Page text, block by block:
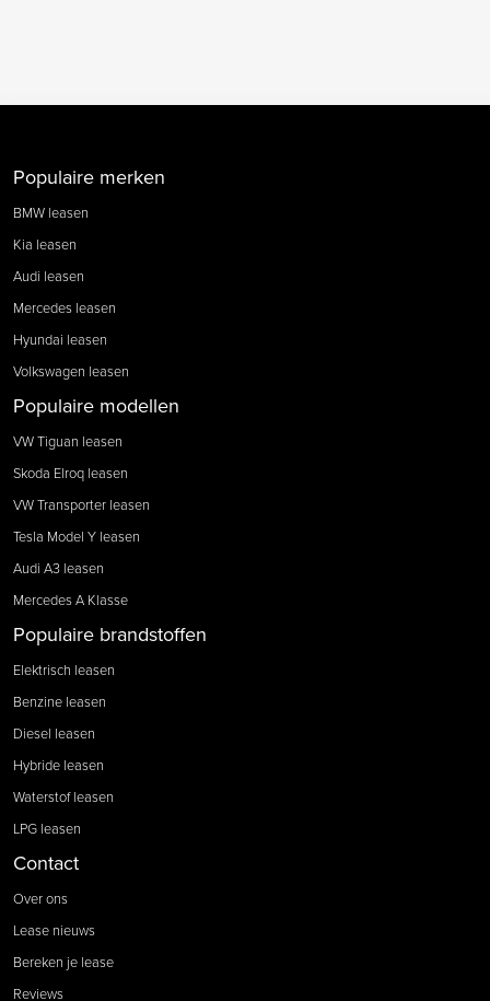
Populaire merken
BMW leasen
Kia leasen
Audi leasen
Mercedes leasen
Hyundai leasen
Volkswagen leasen
Populaire modellen
VW Tiguan leasen
Skoda Elroq leasen
VW Transporter leasen
Tesla Model Y leasen
Audi A3 leasen
Mercedes A Klasse
Populaire brandstoffen
Elektrisch leasen
Benzine leasen
Diesel leasen
Hybride leasen
Waterstof leasen
LPG leasen
Contact
Over ons
Lease nieuws
Bereken je lease
Reviews